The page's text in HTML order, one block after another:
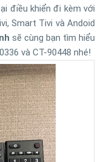
điều khiển đi kèm với
Smart Tivi và Andoid
sẽ cùng bạn tìm hiểu
và CT-90448 nhé!